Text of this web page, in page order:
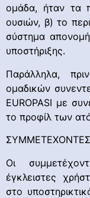
ομάδα, ήταν τα
ουσιών, β) το
σύστημα
υποστήριξης.
Παράλληλα,
ομαδικών
EUROPASI με
το προφίλ των
ΣΥΜΜΕΤΕΧΟΝΤΕΣ
Οι
έγκλειστες
στο